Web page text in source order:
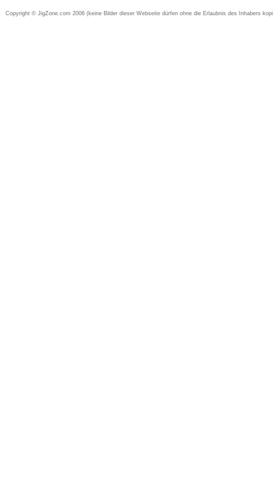
Copyright © JigZone.com 2006 (keine Bilder dieser Webseite dürfen ohne die Erlaubnis des Inhabers